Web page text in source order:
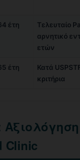
έτη
Τελευταίο
αρνητικό
ετών
έτη
Κατά
κριτήρια
Clinic